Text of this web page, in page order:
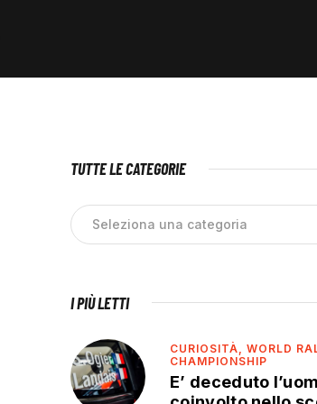
TUTTE LE CATEGORIE
I PIÙ LETTI
CURIOSITÀ,WORLD
CHAMPIONSHIP
E’ deceduto